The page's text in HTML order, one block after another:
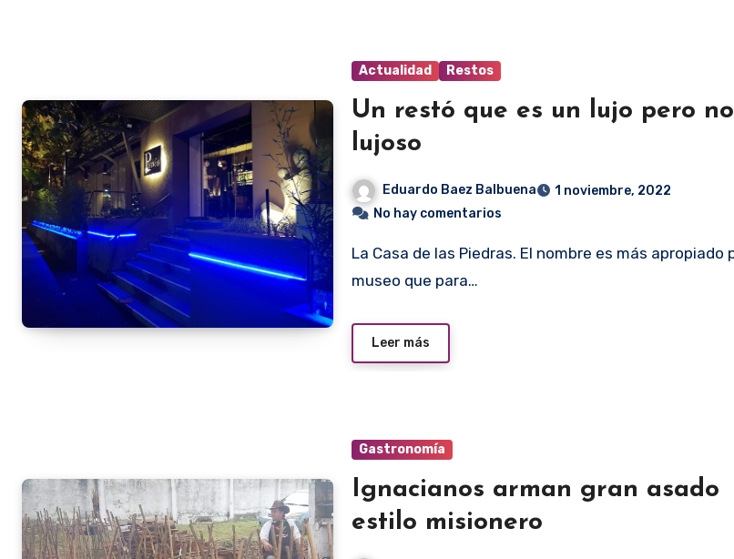
Actualidad Restos
Un restó que es un lujo pero no
lujoso
Eduardo Baez Balbuena
1 noviembre, 2022
No hay comentarios
La Casa de las Piedras. El nombre es más apropiado para un
museo que para…
Leer más
Gastronomía
Ignacianos arman gran asado
estilo misionero